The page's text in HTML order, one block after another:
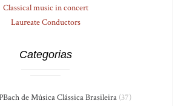
Classical music in concert
Laureate Conductors
Categorias
de Música Clássica Brasileira (37)